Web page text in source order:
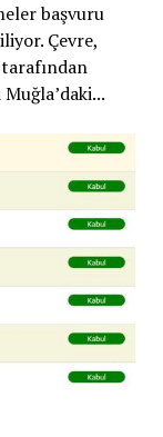
başvuru
Çevre,